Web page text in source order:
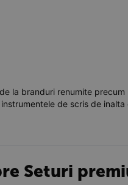
la branduri renumite
de scris de inalta
Seturi